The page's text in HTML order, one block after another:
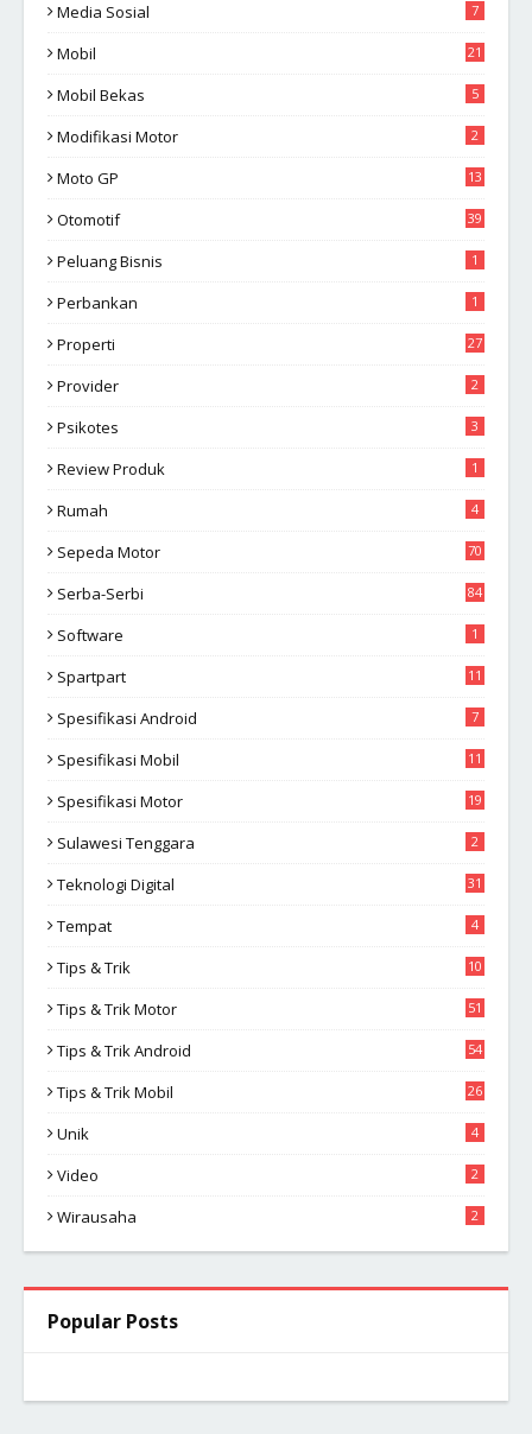
Media Sosial 7
Mobil 21
Mobil Bekas 5
Modifikasi Motor 2
Moto GP 13
Otomotif 39
Peluang Bisnis 1
Perbankan 1
Properti 27
Provider 2
Psikotes 3
Review Produk 1
Rumah 4
Sepeda Motor 70
Serba-Serbi 84
Software 1
Spartpart 11
Spesifikasi Android 7
Spesifikasi Mobil 11
Spesifikasi Motor 19
Sulawesi Tenggara 2
Teknologi Digital 31
Tempat 4
Tips & Trik
10
Tips & Trik Motor 51
Tips & Trik Android 54
Tips & Trik Mobil 26
Unik 4
Video 2
Wirausaha 2
Popular Posts